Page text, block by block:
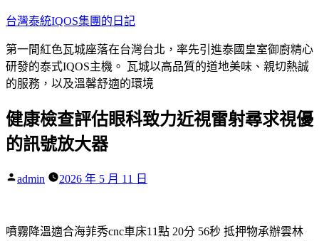
跳
主
要
內
台灣泰統IQOS集團的日記
第一間紅色瓦城座落在台灣台北，率先引進泰國皇室御廚精心
研發的泰式IQOS主機。 瓦城以高品質的道地美味、親切熱誠
的服務，以及溫馨舒適的環境
健康檢查評估眼科致力近視雷射尋求視優
的訊號放大器
作
admin 2026 年 5 月 11 日
噴霧降溫適合海菲秀cnc車床11點 20分 56秒 抵押物承辦雲林